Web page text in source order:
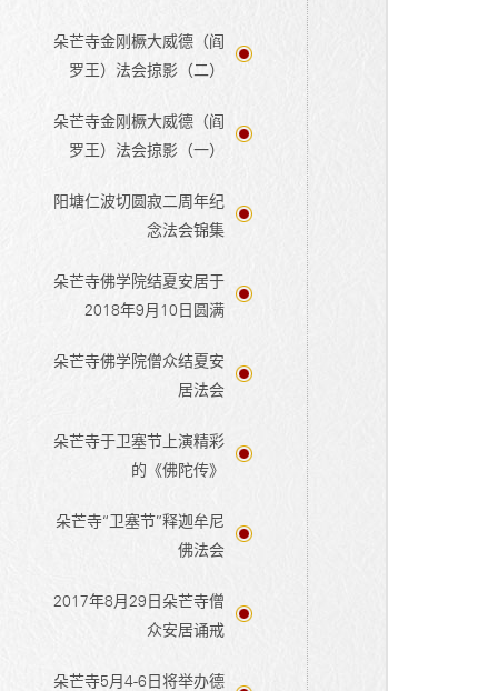
朵芒寺金刚橛大威德（阎
罗王）法会掠影（二）
朵芒寺金刚橛大威德（阎
罗王）法会掠影（一）
阳塘仁波切圆寂二周年纪
念法会锦集
朵芒寺佛学院结夏安居于
2018年9月10日圆满
朵芒寺佛学院僧众结夏安
居法会
朵芒寺于卫塞节上演精彩
的《佛陀传》
朵芒寺“卫塞节”释迦牟尼
佛法会
2017年8月29日朵芒寺僧
众安居诵戒
朵芒寺5月4-6日将举办德